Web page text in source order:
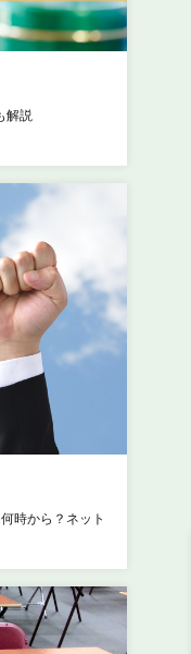
解説
時から？ネット